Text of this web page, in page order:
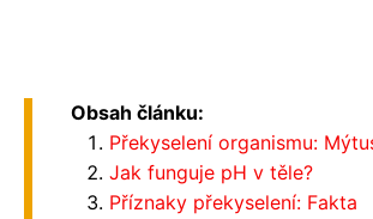
Obsah článku:
Překyselení organismu:
Jak funguje pH v těle?
Příznaky překyselení: Fakta